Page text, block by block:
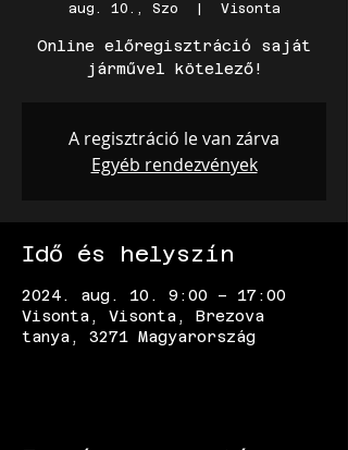
aug. 10., Szo Visonta
Online előregisztráció saját
járművel kötelező!
A regisztráció le van zárva
Egyéb rendezvények
Idő és helyszín
2024. aug. 10. 9:00 – 17:00
Visonta, Visonta, Brezova
tanya, 3271 Magyarország